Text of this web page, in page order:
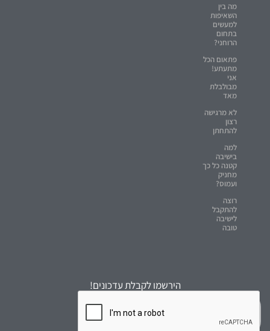
מה בין
השאיפות
למעשים
בתחום
הרוחני?
פתאום הכל
מתעתע!
אני
מבולבלת
מאד
לא מרגישה
רצון
להתחתן
למה
בישיבה
קטנה כל כך
מחניק
ועמוס?
רוצה
להתקבל
לישיבה
טובה
הירשמו לקבלת עדכונים!